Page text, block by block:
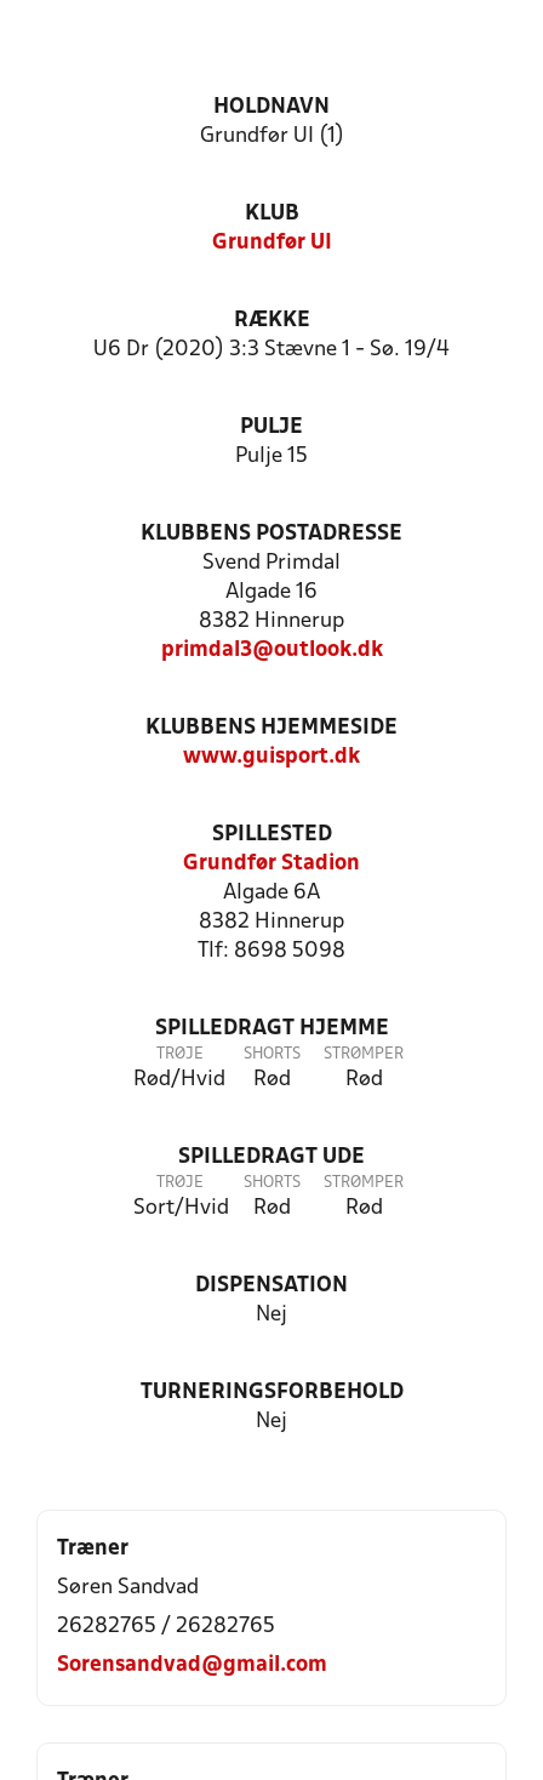
HOLDNAVN
Grundfør UI (1)
KLUB
Grundfør UI
RÆKKE
U6 Dr (2020) 3:3 Stævne 1 - Sø. 19/4
PULJE
Pulje 15
KLUBBENS POSTADRESSE
Svend Primdal
Algade 16
8382 Hinnerup
primdal3@outlook.dk
KLUBBENS HJEMMESIDE
www.guisport.dk
SPILLESTED
Grundfør Stadion
Algade 6A
8382 Hinnerup
Tlf: 8698 5098
SPILLEDRAGT HJEMME
TRØJE
Rød/Hvid
SHORTS
Rød
STRØMPER
Rød
SPILLEDRAGT UDE
TRØJE
Sort/Hvid
SHORTS
Rød
STRØMPER
Rød
DISPENSATION
Nej
TURNERINGSFORBEHOLD
Nej
Træner
Søren Sandvad
26282765 / 26282765
Sorensandvad@gmail.com